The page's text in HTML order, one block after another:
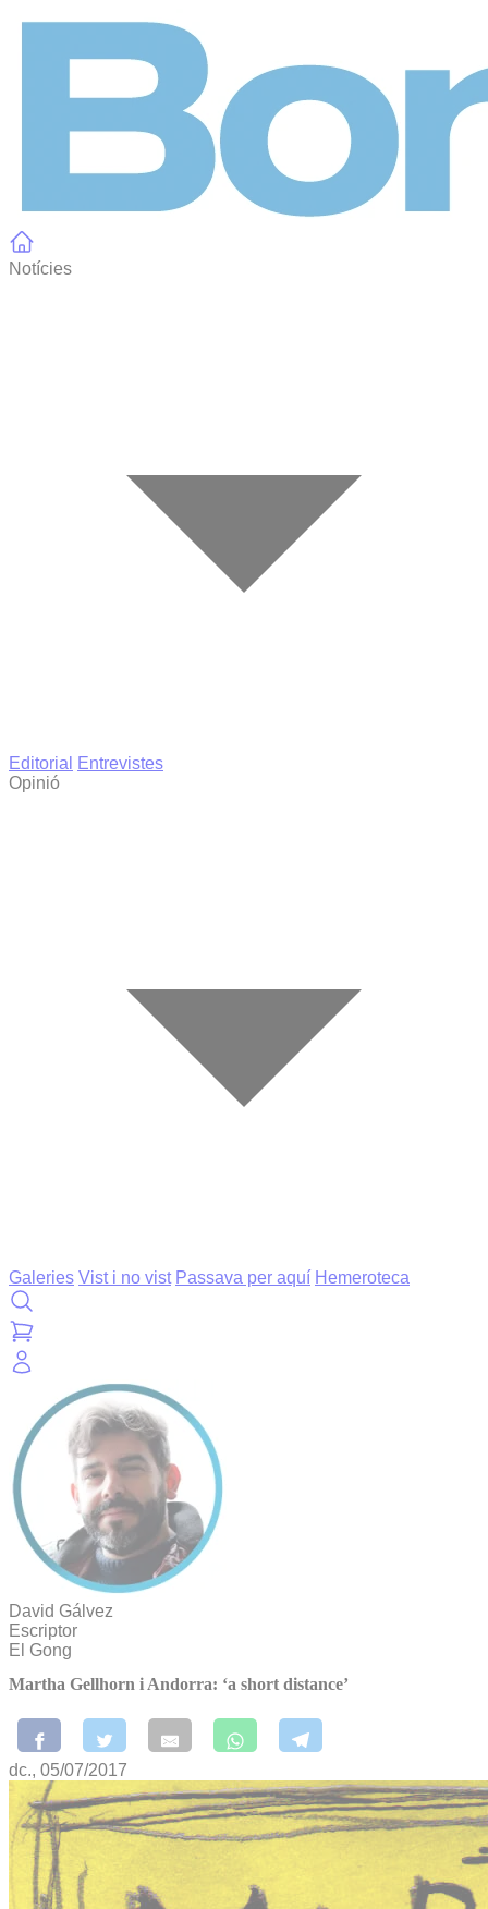
Notícies
Editorial
Entrevistes
Opinió
Galeries Vist i no vist Passava per aquí Hemeroteca
David Gálvez
Escriptor
El Gong
Martha Gellhorn i Andorra: ‘a short distance’
dc., 05/07/2017